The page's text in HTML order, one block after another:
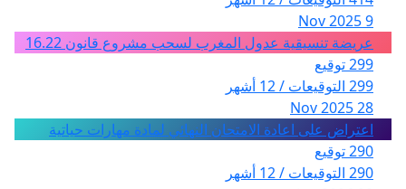
9 Nov 2025
عريضة تنسيقية عدول المغرب لسحب مشروع قانون 16.22
299 توقيع
299 التوقيعات / 12 أشهر
28 Nov 2025
اعتراض على اعادة الامتحان النهائي لمادة مهارات حياتية
290 توقيع
290 التوقيعات / 12 أشهر